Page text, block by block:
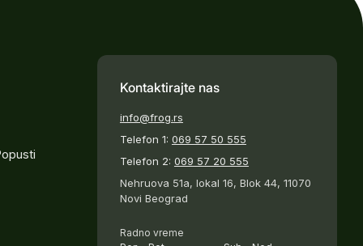
Kontaktirajte nas
info@frog.rs
Telefon 1: 069 57 50 555
Telefon 2: 069 57 20 555
Nehruova 51a, lokal 16, Blok 44, 11070
Novi Beograd
Radno vreme